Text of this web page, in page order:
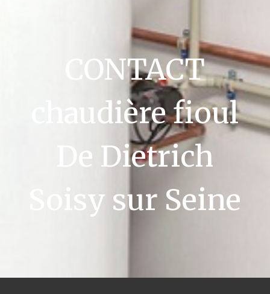
CONTACT
chaudière fioul
De Dietrich
Soisy sur Seine